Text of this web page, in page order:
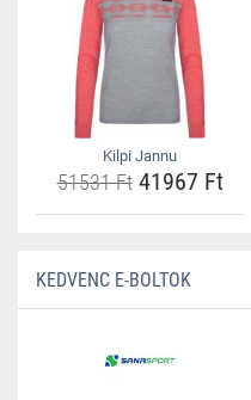
Kilpi Jannu
51531 Ft41967 Ft
KEDVENC E-BOLTOK